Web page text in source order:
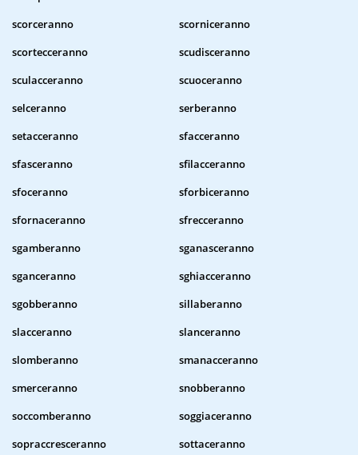
scorceranno
scorniceranno
scortecceranno
scudisceranno
sculacceranno
scuoceranno
selceranno
serberanno
setacceranno
sfacceranno
sfasceranno
sfilacceranno
sfoceranno
sforbiceranno
sfornaceranno
sfrecceranno
sgamberanno
sganasceranno
sganceranno
sghiacceranno
sgobberanno
sillaberanno
slacceranno
slanceranno
slomberanno
smanacceranno
smerceranno
snobberanno
soccomberanno
soggiaceranno
sopraccresceranno
sottaceranno